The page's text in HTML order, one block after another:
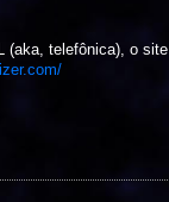
(aka, telefônica), o site